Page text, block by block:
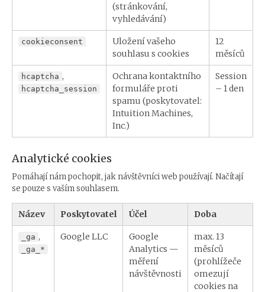
(stránkování,
vyhledávání)
cookieconsent
Uložení vašeho
souhlasu s cookies
12
měsíců
hcaptcha ,
hcaptcha_session
Ochrana kontaktního
formuláře proti
spamu (poskytovatel:
Intuition Machines,
Inc.)
Session
– 1 den
Analytické cookies
Pomáhají nám pochopit, jak návštěvníci web používají. Načítají
se pouze s vaším souhlasem.
Název Poskytovatel Účel Doba
_ga ,
_ga_*
Google LLC
Google
Analytics —
měření
návštěvnosti
max. 13
měsíců
(prohlížeče
omezují
cookies na